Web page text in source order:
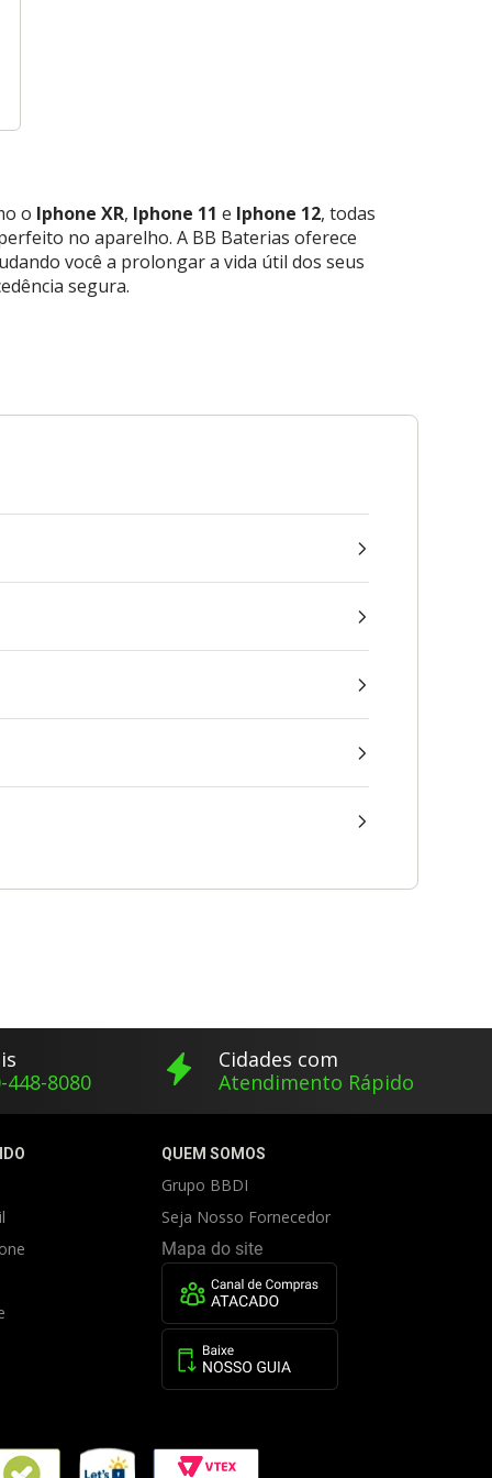
o Iphone XR, Iphone 11 e Iphone 12, todas
no aparelho. A BB Baterias oferece
você a prolongar a vida útil dos seus
segura.
448-8080
Cidades com
Atendimento Rápido
QUEM SOMOS
Grupo BBDI
Seja Nosso Fornecedor
Mapa do site